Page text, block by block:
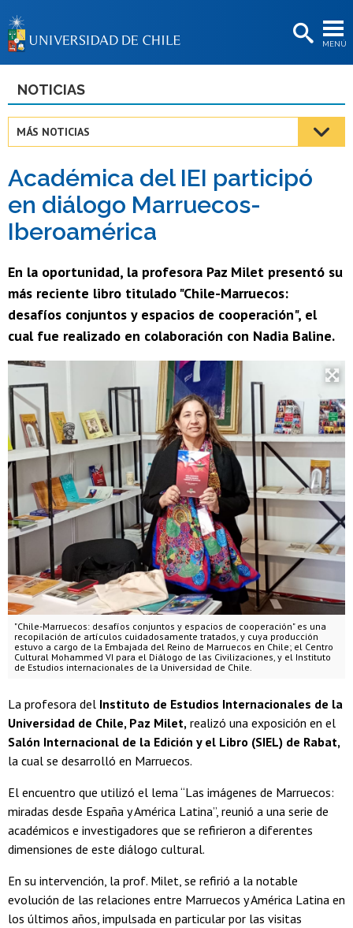
MENÚ
BIBLIOTECAS
Estudiantes
Académicas/os
Funcionarias/os
Egresadas/os
NOTICIAS
MÁS NOTICIAS
Académica del IEI participó
en diálogo Marruecos-
Iberoamérica
En la oportunidad, la profesora Paz Milet presentó su
más reciente libro titulado "Chile-Marruecos:
desafíos conjuntos y espacios de cooperación", el
cual fue realizado en colaboración con Nadia Baline.
"Chile-Marruecos: desafíos conjuntos y espacios de cooperación" es una
recopilación de artículos cuidadosamente tratados, y cuya producción
estuvo a cargo de la Embajada del Reino de Marruecos en Chile; el Centro
Cultural Mohammed VI para el Diálogo de las Civilizaciones, y el Instituto
de Estudios internacionales de la Universidad de Chile.
La profesora del Instituto de Estudios Internacionales de la
Universidad de Chile, Paz Milet, realizó una exposición en el
Salón Internacional de la Edición y el Libro (SIEL) de Rabat,
la cual se desarrolló en Marruecos.
El encuentro que utilizó el lema “Las imágenes de Marruecos:
miradas desde España y América Latina”, reunió a una serie de
académicos e investigadores que se refirieron a diferentes
dimensiones de este diálogo cultural.
En su intervención, la prof. Milet, se refirió a la notable
evolución de las relaciones entre Marruecos y América Latina en
los últimos años, impulsada en particular por las visitas